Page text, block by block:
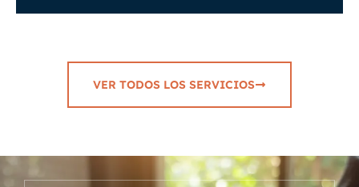
VER TODOS LOS SERVICIOS